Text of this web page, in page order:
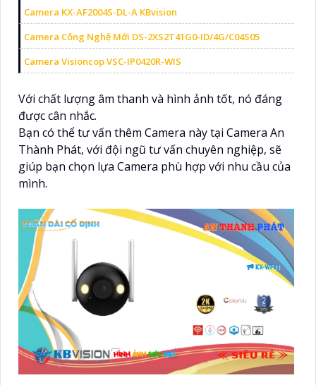
Camera KX-AF2004S-DL-A KBvision
Camera Công Nghệ Mới DS-2XS2T41G0-ID/4G/C04S05
Camera Visioncop VSC-IP0420R-WIS
Với chất lượng âm thanh và hình ảnh tốt, nó đáng
được cân nhắc.
Bạn có thể tư vấn thêm Camera này tại Camera An
Thành Phát, với đội ngũ tư vấn chuyên nghiệp, sẽ
giúp bạn chọn lựa Camera phù hợp với nhu cầu của
mình.